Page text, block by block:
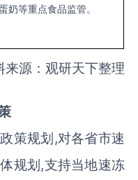
奶等重点食品监管。
来源：观研天下整理
策规划,对各省市速
规划,支持当地速冻